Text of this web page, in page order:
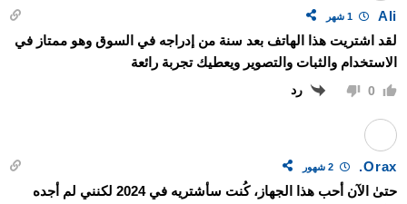
Ali 1 شهر
لقد اشتريت هذا الهاتف بعد سنة من إدراجه في السوق وهو ممتاز في
الاستخدام والثبات والتصوير ويعطيك تجربة رائعة
0 رد
Orax.
حتىٰ الآن أحب هذا الجهاز، كُنت سأشتريه في 2024 لكنني لم أجده